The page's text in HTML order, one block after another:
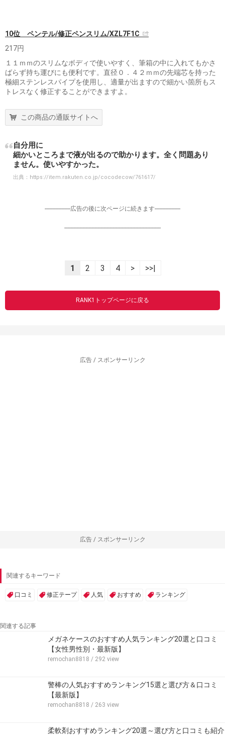
10位 ペンテル/修正ペンスリム/XZL7F1C
217円
１１ｍｍのスリムなボディで使いやすく、筆箱の中に入れてもかさ
ばらず持ち運びにも便利です。直径０．４２ｍｍの先端芯を持った
極細ステンレスパイプを使用し、適量が出ますので細かい箇所もス
トレスなく修正することができますよ。
この商品の通販サイトへ
自分用に
細かいところまで液が出るので助かります。全く問題あり
ません。使いやすかった。
出典： https://item.rakuten.co.jp/cocodecow/761617/
-----------------広告の後に次ページに続きます-----------------
----------------------------------------------------------------
1 2 3 4 > >>|
RANK1トップページに戻る
広告 / スポンサーリンク
広告 / スポンサーリンク
関連するキーワード
口コミ 修正テープ 人気 おすすめ ランキング
関連する記事
メガネケースのおすすめ人気ランキング20選と口コミ
【女性男性別・最新版】
remochan8818 / 292 view
警棒の人気おすすめランキング15選と選び方＆口コミ
【最新版】
remochan8818 / 263 view
柔軟剤おすすめランキング20選～選び方と口コミも紹介